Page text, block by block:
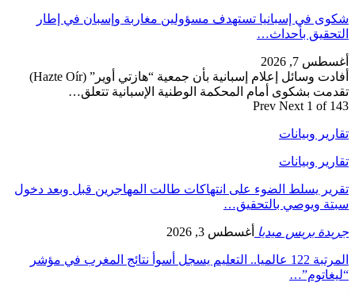
شكوى في إسبانيا تستهدف مسؤولين مغاربة وإسبان في إطار
التحقيق بأحداث…
أغسطس 7, 2026
أفادت وسائل إعلام إسبانية بأن جمعية “هازتي أوير” (Hazte Oír)
تقدمت بشكوى أمام المحكمة الوطنية الإسبانية تتعلق…
Prev Next 1 of 143
تقارير وبيانات
تقارير وبيانات
تقرير يسلط الضوء على انتهاكات طالت المهاجرين قبل وبعد دخول
سبتة ويوصي بالتحقيق…
جريدة بريس ميديا أغسطس 3, 2026
المرتبة 122 عالميا.. التعليم يسجل أسوأ نتائج المغرب في مؤشر
“ليغاتوم”…